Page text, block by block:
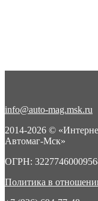
info@auto-mag.msk.ru
2014-2026 ©
Автомаг-Мск»
ОГРН:
Политика в